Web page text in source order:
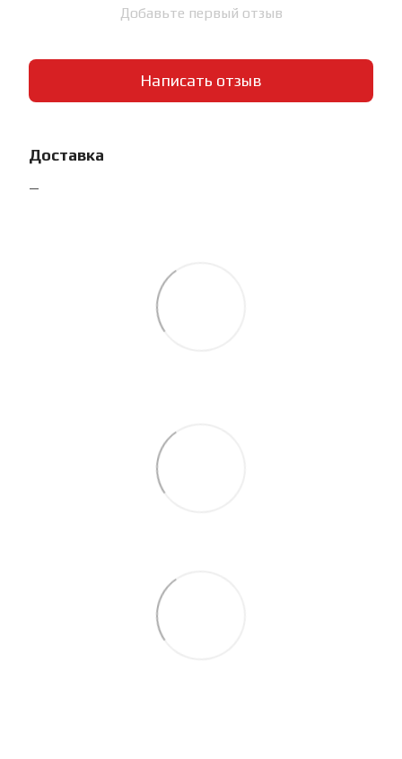
Добавьте первый отзыв
Написать отзыв
Доставка